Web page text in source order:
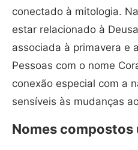
conectado à mitologia.
estar relacionado à
associada à primavera e
Pessoas com o nome
conexão especial com a
sensíveis às mudanças
Nomes compostos